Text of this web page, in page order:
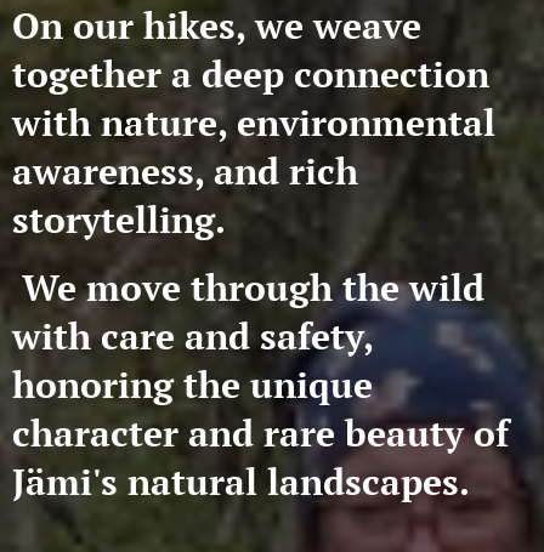
On our hikes, we weave
together a deep connection
with nature, environmental
awareness, and rich
storytelling.
We move through the wild
with care and safety,
honoring the unique
character and rare beauty of
Jämi's natural landscapes.